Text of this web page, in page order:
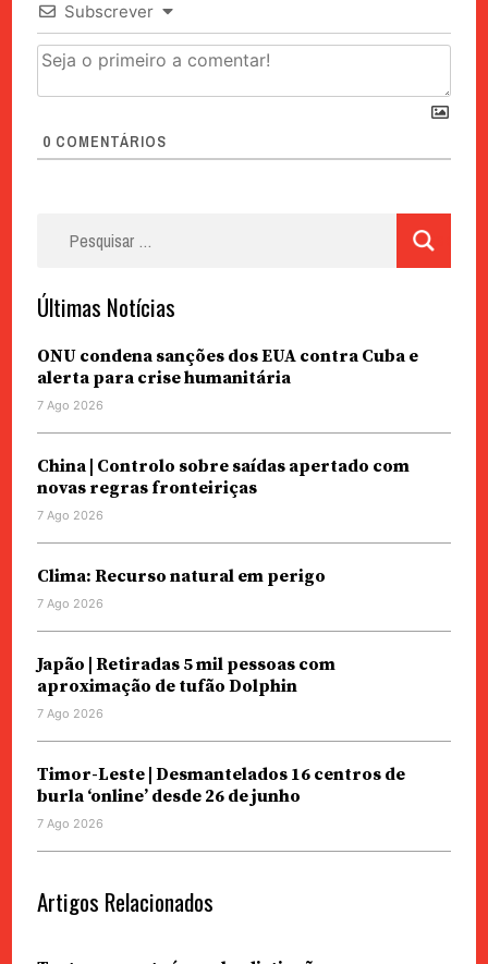
Subscrever
0 COMENTÁRIOS
Últimas Notícias
ONU condena sanções dos EUA contra Cuba e
alerta para crise humanitária
7 Ago 2026
China | Controlo sobre saídas apertado com
novas regras fronteiriças
7 Ago 2026
Clima: Recurso natural em perigo
7 Ago 2026
Japão | Retiradas 5 mil pessoas com
aproximação de tufão Dolphin
7 Ago 2026
Timor-Leste | Desmantelados 16 centros de
burla ‘online’ desde 26 de junho
7 Ago 2026
Artigos Relacionados